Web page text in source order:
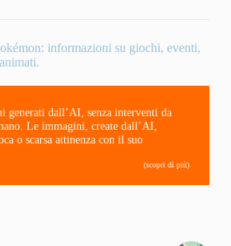
informazioni su giochi, eventi,
generati dall’AI, senza interventi da
Le immagini, create dall’AI,
o scarsa attinenza con il suo
(scopri di più)